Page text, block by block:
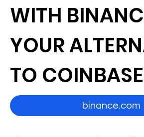
WITH
YOUR
TO COINBASE
binance.com